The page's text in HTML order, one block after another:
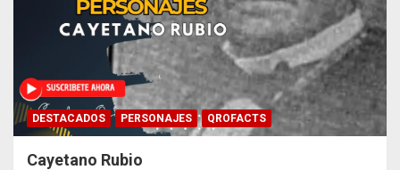
DESTACADOS PERSONAJES QROFACTS
Cayetano Rubio